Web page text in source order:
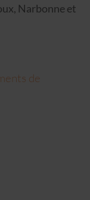
Narbonne et
de